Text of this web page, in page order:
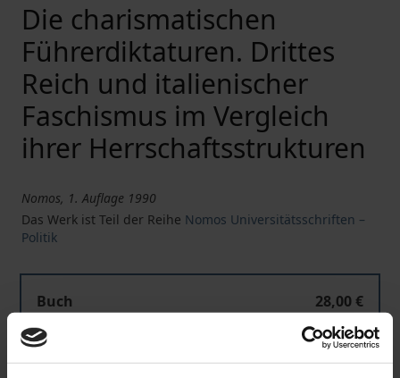
Die charismatischen
Führerdiktaturen. Drittes
Reich und italienischer
Faschismus im Vergleich
ihrer Herrschaftsstrukturen
Nomos, 1. Auflage 1990
Das Werk ist Teil der Reihe Nomos Universitätsschriften –
Politik
Buch
28,00 €
ISBN 978-3-7890-2106-0
Nicht lieferbar